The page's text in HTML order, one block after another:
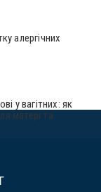
алергічних
у вагітних: як
матері та